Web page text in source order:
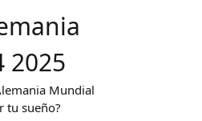
2025
Mundial
tu sueño?